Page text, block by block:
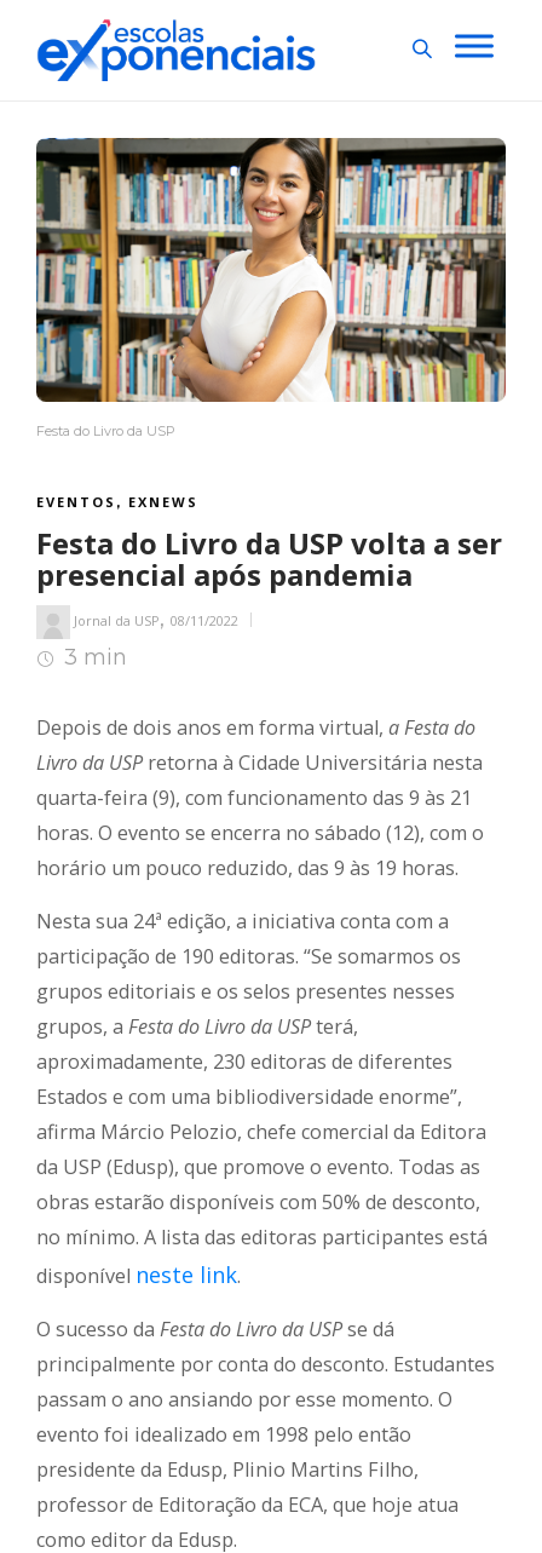
Festa do Livro da USP
EVENTOS , EXNEWS
Festa do Livro da USP volta a ser
presencial após pandemia
Jornal da USP, 08/11/2022
3 min
Depois de dois anos em forma virtual, a Festa do
Livro da USP retorna à Cidade Universitária nesta
quarta-feira (9), com funcionamento das 9 às 21
horas. O evento se encerra no sábado (12), com o
horário um pouco reduzido, das 9 às 19 horas.
Nesta sua 24ª edição, a iniciativa conta com a
participação de 190 editoras. “Se somarmos os
grupos editoriais e os selos presentes nesses
grupos, a Festa do Livro da USPterá,
aproximadamente, 230 editoras de diferentes
Estados e com uma bibliodiversidade enorme”,
afirma Márcio Pelozio, chefe comercial da Editora
da USP (Edusp), que promove o evento. Todas as
obras estarão disponíveis com 50% de desconto,
no mínimo. A lista das editoras participantes está
disponível neste link.
O sucesso da Festa do Livro da USPse dá
principalmente por conta do desconto. Estudantes
passam o ano ansiando por esse momento. O
evento foi idealizado em 1998 pelo então
presidente da Edusp, Plinio Martins Filho,
professor de Editoração da ECA, que hoje atua
como editor da Edusp.